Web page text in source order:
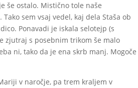
še ostalo. Mistično tole naše
sem vsaj vedel, kaj dela Staša ob
Ponavadi je iskala selotejp (s
zjutraj s posebnim trikom še malo
ni, tako da je ena skrb manj. Mogoče
v naročje, pa trem kraljem v